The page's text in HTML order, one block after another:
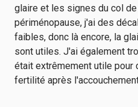
glaire et les signes du col de
périménopause, j'ai des
faibles, donc là encore, la
sont utiles. J'ai également
était extrêmement utile pour
fertilité après